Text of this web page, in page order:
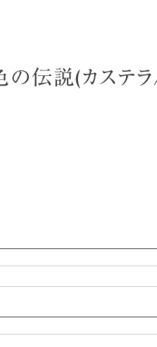
伝説(カステ